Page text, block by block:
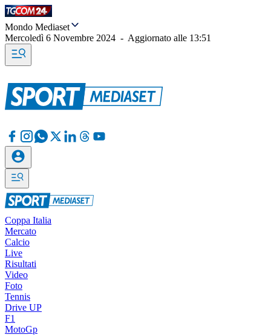
Mondo Mediaset
Mercoledì 6 Novembre 2024 - Aggiornato alle 13:51
Coppa Italia
Mercato
Calcio
Live
Risultati
Video
Foto
Tennis
Drive UP
F1
MotoGp